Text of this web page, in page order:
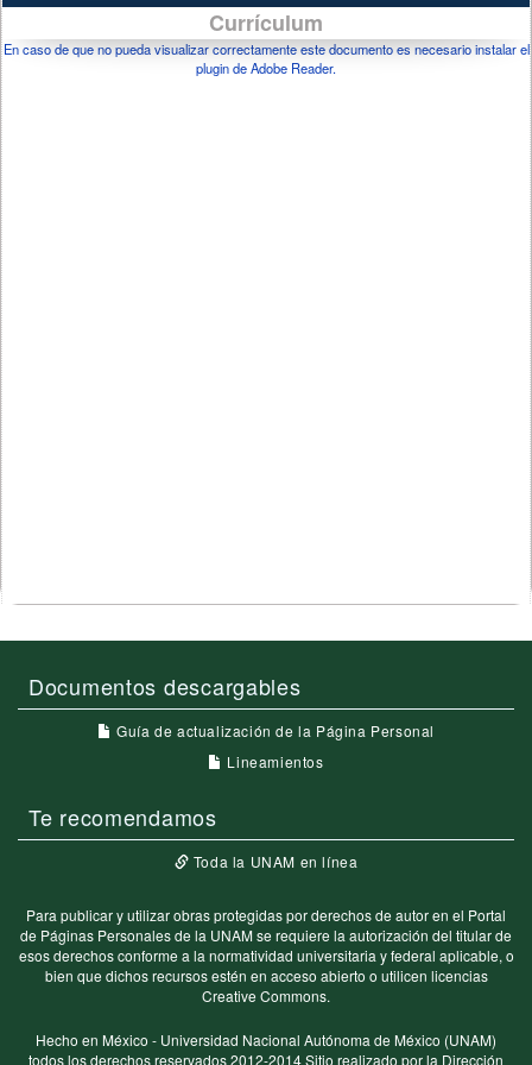
Currículum
En caso de que no pueda visualizar correctamente este documento es necesario instalar el
plugin de Adobe Reader.
Documentos descargables
Guía de actualización de la Página Personal
Lineamientos
Te recomendamos
Toda la UNAM en línea
Para publicar y utilizar obras protegidas por derechos de autor en el Portal
de Páginas Personales de la UNAM se requiere la autorización del titular de
esos derechos conforme a la normatividad universitaria y federal aplicable, o
bien que dichos recursos estén en acceso abierto o utilicen licencias
Creative Commons.
Hecho en México - Universidad Nacional Autónoma de México (UNAM)
todos los derechos reservados 2012-2014 Sitio realizado por la Dirección